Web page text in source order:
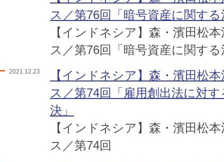
ス／第76回「暗号資産に関す
【インドネシア】森・濱田松
ス／第76回「暗号資産に関す
2021.12.23
【インドネシア】森・濱田松
ス／第74回「雇用創出法に対
決」
【インドネシア】森・濱田松
ス／第74回